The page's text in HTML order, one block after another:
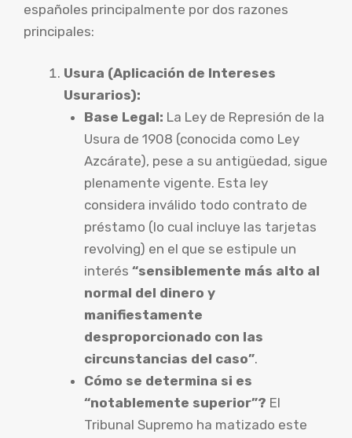
españoles principalmente por dos razones
principales:
Usura (Aplicación de Intereses
Usurarios):
Base Legal: La Ley de Represión de la
Usura de 1908 (conocida como Ley
Azcárate), pese a su antigüedad, sigue
plenamente vigente. Esta ley
considera inválido todo contrato de
préstamo (lo cual incluye las tarjetas
revolving) en el que se estipule un
interés “sensiblemente más alto al
normal del dinero y
manifiestamente
desproporcionado con las
circunstancias del caso”.
Cómo se determina si es
“notablemente superior”? El
Tribunal Supremo ha matizado este